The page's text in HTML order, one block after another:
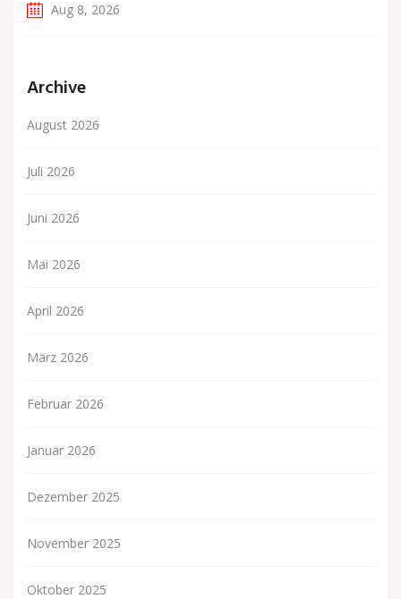
Aug 8, 2026
Archive
August 2026
Juli 2026
Juni 2026
Mai 2026
April 2026
März 2026
Februar 2026
Januar 2026
Dezember 2025
November 2025
Oktober 2025